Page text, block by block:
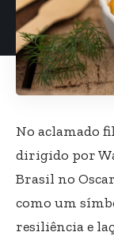
No aclamado
dirigido por
Brasil no
como um
resiliência e